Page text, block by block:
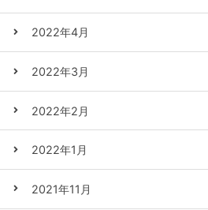
2022年4月
2022年3月
2022年2月
2022年1月
2021年11月